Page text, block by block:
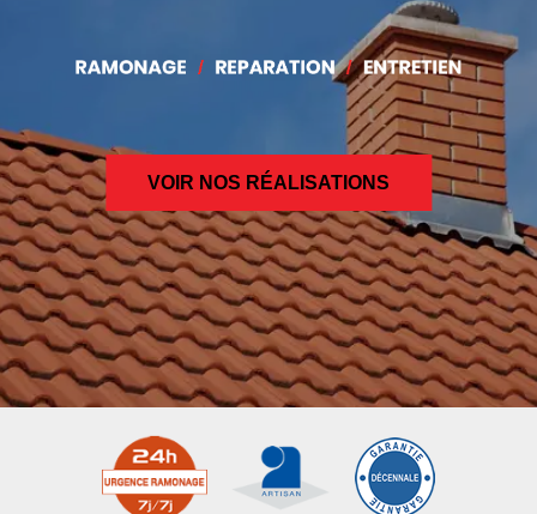
VOIR NOS RÉALISATIONS